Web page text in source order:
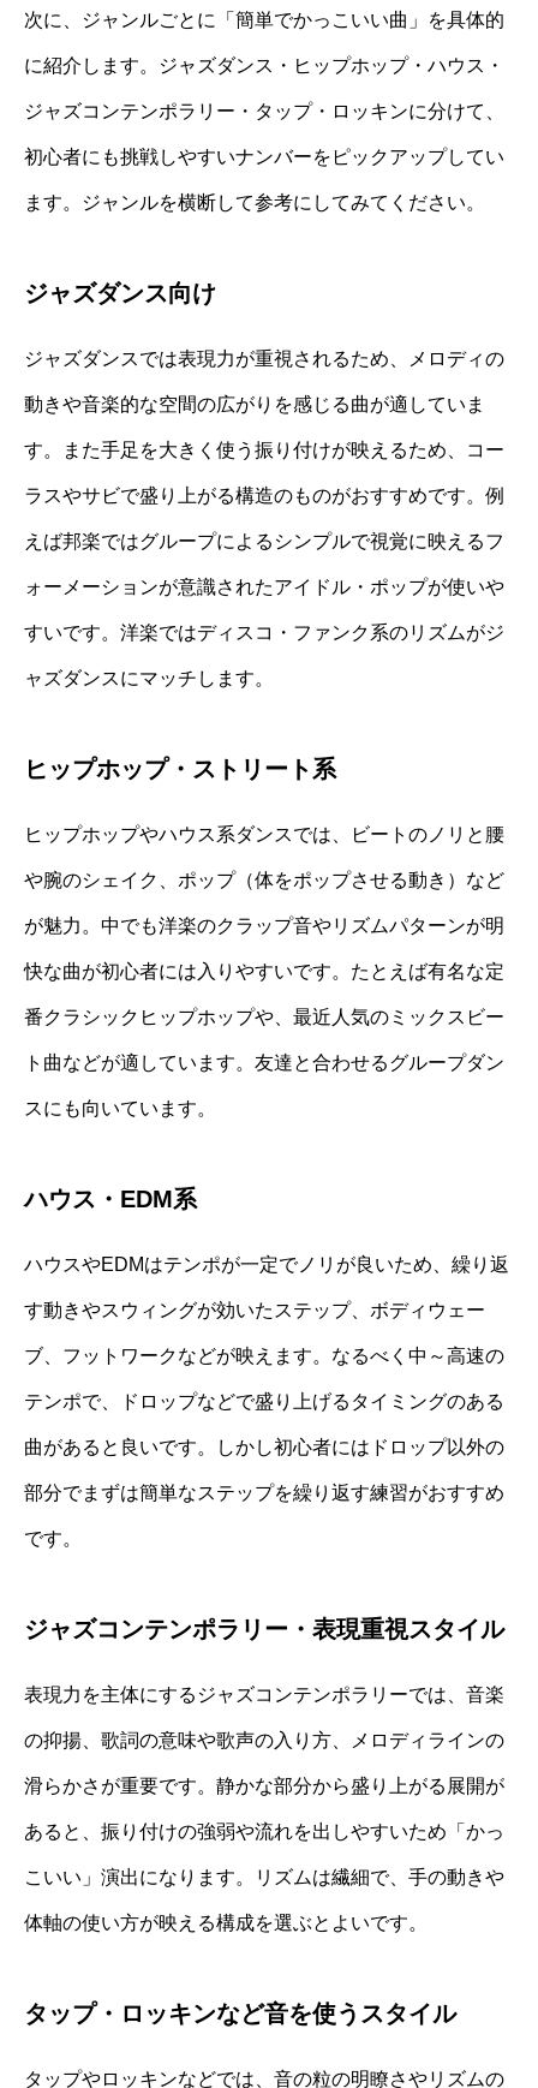
次に、ジャンルごとに「簡単でかっこいい曲」を具体的
に紹介します。ジャズダンス・ヒップホップ・ハウス・
ジャズコンテンポラリー・タップ・ロッキンに分けて、
初心者にも挑戦しやすいナンバーをピックアップしてい
ます。ジャンルを横断して参考にしてみてください。
ジャズダンス向け
ジャズダンスでは表現力が重視されるため、メロディの
動きや音楽的な空間の広がりを感じる曲が適していま
す。また手足を大きく使う振り付けが映えるため、コー
ラスやサビで盛り上がる構造のものがおすすめです。例
えば邦楽ではグループによるシンプルで視覚に映えるフ
ォーメーションが意識されたアイドル・ポップが使いや
すいです。洋楽ではディスコ・ファンク系のリズムがジ
ャズダンスにマッチします。
ヒップホップ・ストリート系
ヒップホップやハウス系ダンスでは、ビートのノリと腰
や腕のシェイク、ポップ（体をポップさせる動き）など
が魅力。中でも洋楽のクラップ音やリズムパターンが明
快な曲が初心者には入りやすいです。たとえば有名な定
番クラシックヒップホップや、最近人気のミックスビー
ト曲などが適しています。友達と合わせるグループダン
スにも向いています。
ハウス・EDM系
ハウスやEDMはテンポが一定でノリが良いため、繰り返
す動きやスウィングが効いたステップ、ボディウェー
ブ、フットワークなどが映えます。なるべく中～高速の
テンポで、ドロップなどで盛り上げるタイミングのある
曲があると良いです。しかし初心者にはドロップ以外の
部分でまずは簡単なステップを繰り返す練習がおすすめ
です。
ジャズコンテンポラリー・表現重視スタイル
表現力を主体にするジャズコンテンポラリーでは、音楽
の抑揚、歌詞の意味や歌声の入り方、メロディラインの
滑らかさが重要です。静かな部分から盛り上がる展開が
あると、振り付けの強弱や流れを出しやすいため「かっ
こいい」演出になります。リズムは繊細で、手の動きや
体軸の使い方が映える構成を選ぶとよいです。
タップ・ロッキンなど音を使うスタイル
タップやロッキンなどでは、音の粒の明瞭さやリズムの